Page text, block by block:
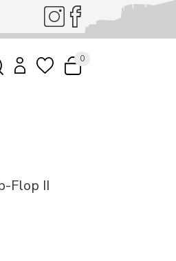
0
Flop II